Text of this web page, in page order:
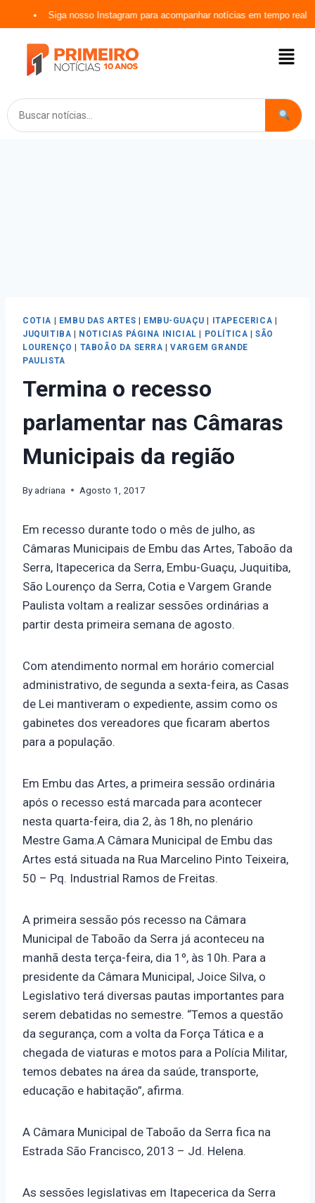
Siga nosso Instagram para acompanhar notícias em tempo real
COTIA EMBU DAS ARTES EMBU-GUAÇU ITAPECERICA
JUQUITIBA
NOTICIAS PÁGINA INICIAL POLÍTICA |SÃO
LOURENÇO
TABOÃO DA SERRA |VARGEM GRANDE
PAULISTA
Termina o recesso
parlamentar nas Câmaras
Municipais da região
Byadriana Agosto 1, 2017
Em recesso durante todo o mês de julho, as
Câmaras Municipais de Embu das Artes, Taboão da
Serra, Itapecerica da Serra, Embu-Guaçu, Juquitiba,
São Lourenço da Serra, Cotia e Vargem Grande
Paulista voltam a realizar sessões ordinárias a
partir desta primeira semana de agosto.
Com atendimento normal em horário comercial
administrativo, de segunda a sexta-feira, as Casas
de Lei mantiveram o expediente, assim como os
gabinetes dos vereadores que ficaram abertos
para a população.
Em Embu das Artes, a primeira sessão ordinária
após o recesso está marcada para acontecer
nesta quarta-feira, dia 2, às 18h, no plenário
Mestre Gama.A Câmara Municipal de Embu das
Artes está situada na Rua Marcelino Pinto Teixeira,
50 – Pq. Industrial Ramos de Freitas.
A primeira sessão pós recesso na Câmara
Municipal de Taboão da Serra já aconteceu na
manhã desta terça-feira, dia 1º, às 10h. Para a
presidente da Câmara Municipal, Joice Silva, o
Legislativo terá diversas pautas importantes para
serem debatidas no semestre. “Temos a questão
da segurança, com a volta da Força Tática e a
chegada de viaturas e motos para a Polícia Militar,
temos debates na área da saúde, transporte,
educação e habitação”, afirma.
A Câmara Municipal de Taboão da Serra fica na
Estrada São Francisco, 2013 – Jd. Helena.
As sessões legislativas em Itapecerica da Serra